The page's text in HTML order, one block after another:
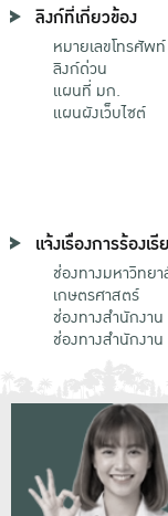
ลิงก์ที่เกี่ยวข้อง
หมายเลขโทรศัพท์
ลิงก์ด่วน
แผนที่ มก.
แผนผังเว็บไซต์
แจ้งเรื่องการร้องเ
ช่องทางมหาวิทย
เกษตรศาสตร์
ช่องทางสำนักงา
ช่องทางสำนักงา